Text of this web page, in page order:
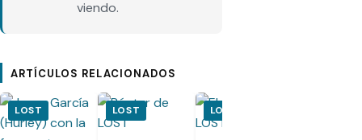
viendo.
ARTÍCULOS RELACIONADOS
LOST LOST LOST